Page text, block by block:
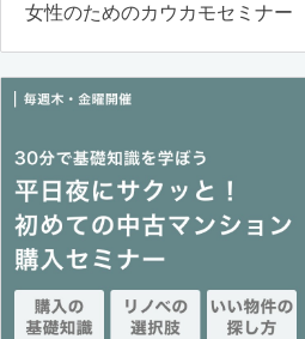
女性のためのカウカモセミナー